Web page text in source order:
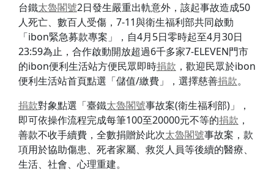
台鐵太魯閣號2日發生嚴重出軌意外，該起事故造成50
人死亡、數百人受傷，7-11與衛生福利部共同啟動
「ibon緊急募款專案」，自4月5日零時起至4月30日
23:59為止，合作啟動開放超過6千多家7-ELEVEN門市
的ibon便利生活站方便民眾即時捐款 ，歡迎民眾於ibon
便利生活站首頁點選「儲值/繳費」，選擇慈善捐款。
捐款對象點選「臺鐵太魯閣號事故案(衛生福利部)」，
即可依操作流程完成每筆100至20000元不等的捐款 ，
善款不收手續費，全數捐贈於此次太魯閣號事故案，款
項用於協助傷患、死者家屬、救災人員等後續的醫療、
生活、社會、心理重建。